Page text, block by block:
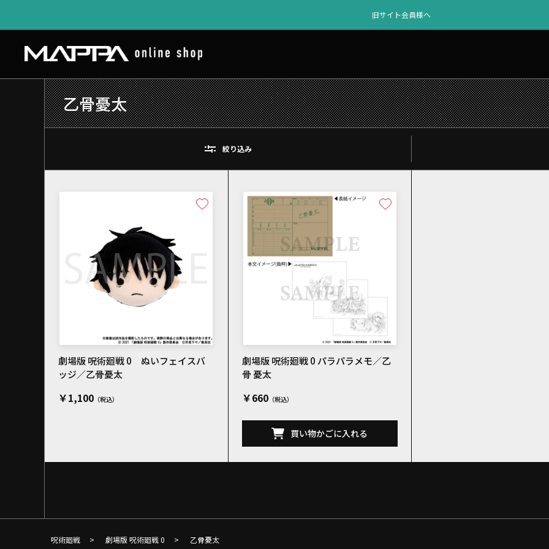
旧サイト会員様へ
乙骨憂太
絞り込み
劇場版 呪術廻戦 0 ぬいフェイスバ
ッジ／乙骨憂太
￥1,100
劇場版 呪術廻戦 0 パラパラメモ／乙
骨 憂太
￥660
買い物かごに入れる
呪術廻戦 > 劇場版 呪術廻戦 0 > 乙骨憂太